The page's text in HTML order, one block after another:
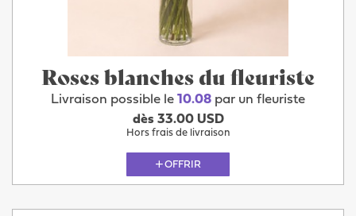
Roses blanches du fleuriste
Livraison possible le 10.08 par un fleuriste
dès 33.00 USD
Hors frais de livraison
OFFRIR